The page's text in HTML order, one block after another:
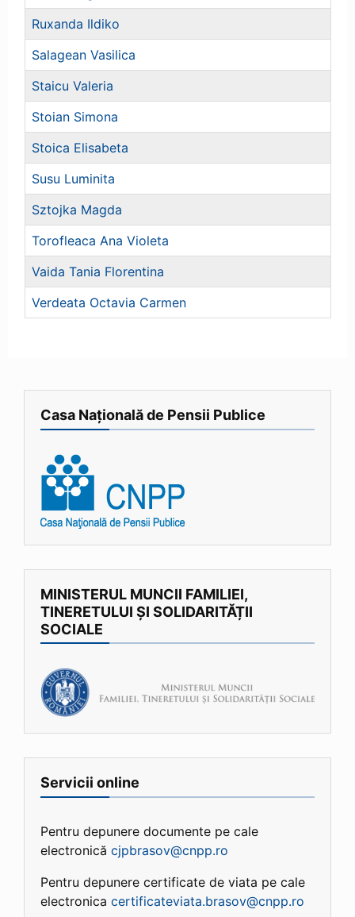
Ruxanda Ildiko
Salagean Vasilica
Staicu Valeria
Stoian Simona
Stoica Elisabeta
Susu Luminita
Sztojka Magda
Torofleaca Ana Violeta
Vaida Tania Florentina
Verdeata Octavia Carmen
Casa Națională de Pensii Publice
MINISTERUL MUNCII FAMILIEI,
TINERETULUI ȘI SOLIDARITĂȚII
SOCIALE
Servicii online
Pentru depunere documente pe cale
electronică cjpbrasov@cnpp.ro
Pentru depunere certificate de viata pe cale
electronica certificateviata.brasov@cnpp.ro